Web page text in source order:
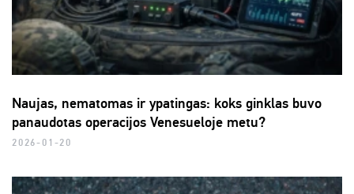
Naujas, nematomas ir ypatingas: koks ginklas buvo
panaudotas operacijos Venesueloje metu?
2026-01-20